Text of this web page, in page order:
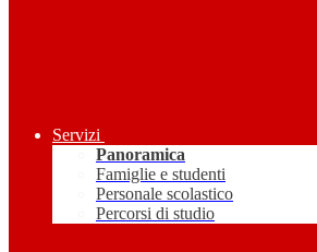
Servizi
Panoramica
Famiglie e studenti
Personale scolastico
Percorsi di studio